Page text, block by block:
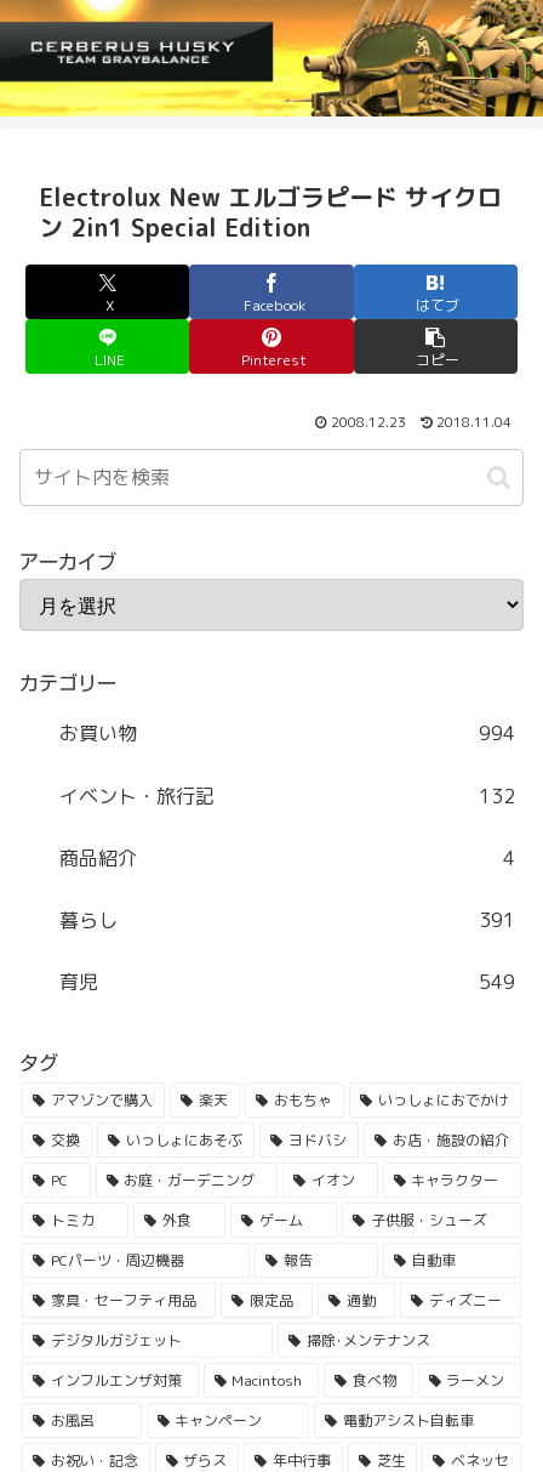
Electrolux New エルゴラピード サイクロ
ン 2in1 Special Edition
X Facebook はてブ
LINE Pinterest コピー
2008.12.23 2018.11.04
アーカイブ
カテゴリー
お買い物 994
イベント・旅行記 132
商品紹介 4
暮らし 391
育児 549
タグ
アマゾンで購入 楽天 おもちゃ
いっしょにおでかけ
交換
いっしょにあそぶ ヨドバシ
お店・施設の紹介
PC
お庭・ガーデニング イオン
キャラクター
トミカ
外食 ゲーム
子供服・シューズ
PCパーツ・周辺機器
報告
自動車
家具・セーフティ用品
限定品 通勤
ディズニー
デジタルガジェット
掃除･メンテナンス
インフルエンザ対策
Macintosh 食べ物
ラーメン
お風呂
キャンペーン
電動アシスト自転車
お祝い・記念
ザらス 年中行事 芝生
ベネッセ